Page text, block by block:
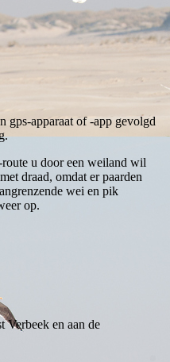
gps-apparaat of -app gevolgd
u door een weiland wil
draad, omdat er paarden
wei en pik
op.
Verbeek en aan de